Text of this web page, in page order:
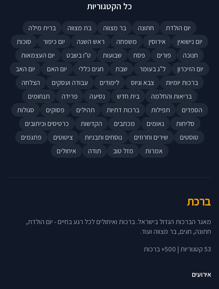
כל הקטגוריות
יום הולדת חתונה בר מצווה בת מצווה
ברית מילה
יום נישואין
אירוסין משפחה ראש השנה יום כיפור
סוכות
חנוכה
פורים פסח שבועות ט"ו בשבט
יום העצמאות
יום הזיכרון
ל"ג בעומר שבת חגים כללי יום האם
יום האב
ברכות יומיות
צבא וגיוס לימודים עבודה ועסקים
הצלחה
בריאות והחלמה
בית חדש נסיעה פרידה
תנחומים
הספדים
תפילות ברכות דתיות תהילים פסוקים
סגולות
סליחות
נאומים מכתבים הקדשות
כרטיסים וכיתובים
טוסטים
שירים וחרוזים נוסחים ותבניות ציטוטים
פתגמים
אמרות
מזל טוב תודה איחולים
ברכת
מאגר הברכות הגדול בישראל. ברכות ואיחולים לכל רגע בחיים - יום הולדת,
חתונה, חגים, בר מצווה ועוד.
53 קטגוריות | 500+ ברכות
אירועים